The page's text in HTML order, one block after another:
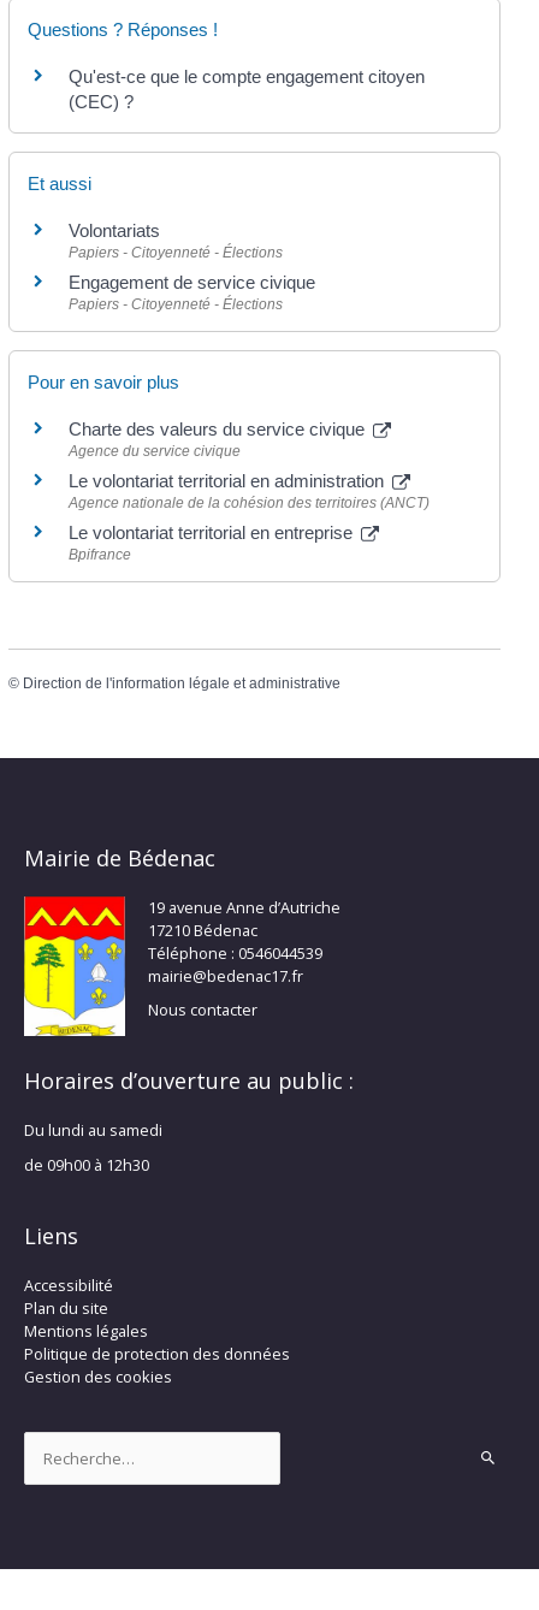
Questions ? Réponses !
Qu'est-ce que le compte engagement citoyen
(CEC) ?
Et aussi
Volontariats
Papiers - Citoyenneté - Élections
Engagement de service civique
Papiers - Citoyenneté - Élections
Pour en savoir plus
Charte des valeurs du service civique
Agence du service civique
Le volontariat territorial en administration
Agence nationale de la cohésion des territoires (ANCT)
Le volontariat territorial en entreprise
Bpifrance
© Direction de l'information légale et administrative
Mairie de Bédenac
19 avenue Anne d’Autriche
17210 Bédenac
Téléphone : 0546044539
mairie@bedenac17.fr
Nous contacter
Horaires d’ouverture au public :
Du lundi au samedi
de 09h00 à 12h30
Liens
Accessibilité
Plan du site
Mentions légales
Politique de protection des données
Gestion des cookies